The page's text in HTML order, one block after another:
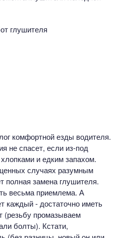
глушителя
комфортной езды водителя.
не спасет, если из-под
и едким запахом.
случаях разумным
полная замена глушителя.
весьма приемлема. А
каждый - достаточно иметь
(резьбу промазываем
болты). Кстати,